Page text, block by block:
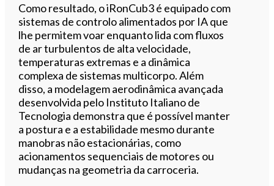
Como resultado, o iRonCub3 é equipado com
sistemas de controlo alimentados por IA que
lhe permitem voar enquanto lida com fluxos
de ar turbulentos de alta velocidade,
temperaturas extremas e a dinâmica
complexa de sistemas multicorpo. Além
disso, a modelagem aerodinâmica avançada
desenvolvida pelo Instituto Italiano de
Tecnologia demonstra que é possível manter
a postura e a estabilidade mesmo durante
manobras não estacionárias, como
acionamentos sequenciais de motores ou
mudanças na geometria da carroceria.